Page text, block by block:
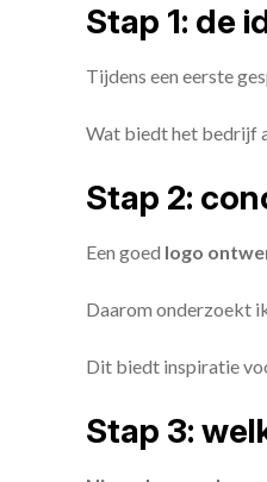
Stap 1: de
Tijdens een eerste
Wat biedt het bedrijf
Stap 2:
Een goed logo
Daarom onderzoekt
Dit biedt inspiratie
Stap 3: